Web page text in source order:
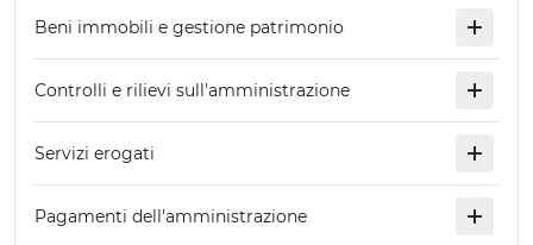
Beni immobili e gestione patrimonio
Controlli e rilievi sull'amministrazione
Servizi erogati
Pagamenti dell'amministrazione